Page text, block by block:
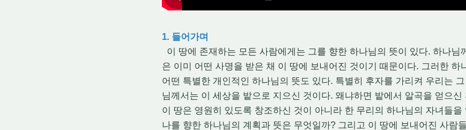
1. 들어가며
이 땅에 존재하는 모든 사람에게는 그를 향한 하나님의 뜻이 있다. 하나
은 이미 어떤 사명을 받은 채 이 땅에 보내어진 것이기 때문이다. 그러한
어떤 특별한 개인적인 하나님의 뜻도 있다. 특별히 후자를 가리켜 우리는
님께서는 이 세상을 밭으로 지으신 것이다. 왜냐하면 밭에서 알곡을 얻으
이 땅은 영원히 있도록 창조하신 것이 아니라 한 무리의 하나님의 자녀들
나를 향한 하나님의 계획과 뜻은 무엇일까? 그리고 이 땅에 보내어진 사람